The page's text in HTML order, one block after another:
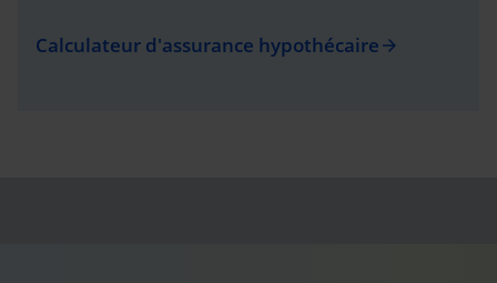
Calculateur d'assurance hypothécaire arrow_forward